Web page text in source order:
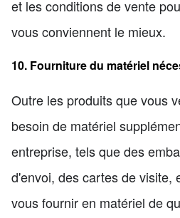
et les conditions de vente
vous conviennent le mieux.
10. Fourniture du matériel
Outre les produits que vous
besoin de matériel
entreprise, tels que des
d'envoi, des cartes de visite,
vous fournir en matériel de